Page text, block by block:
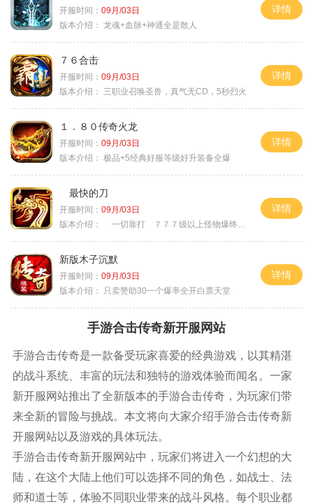
开服时间： 09月/03日
版本介绍： 龙魂+血脉+神通全是散人
详情
７６合击
开服时间： 09月/03日
版本介绍：
三职业召唤圣兽，真气无CD，5秒烈火
详情
１．８０传奇火龙
开服时间： 09月/03日
版本介绍： 极品+5经典好服等级好升装备全爆
详情
最快的刀
开服时间： 09月/03日
版本介绍：
一切靠打 ７７７级以上怪物爆终极
详情
新版木子沉默
开服时间： 09月/03日
版本介绍：
只卖赞助30一个爆率全开白票天堂
详情
手游合击传奇新开服网站
手游合击传奇是一款备受玩家喜爱的经典游戏，以其精湛
的战斗系统、丰富的玩法和独特的游戏体验而闻名。一家
新开服网站推出了全新版本的手游合击传奇，为玩家们带
来全新的冒险与挑战。本文将向大家介绍手游合击传奇新
开服网站以及游戏的具体玩法。
手游合击传奇新开服网站中，玩家们将进入一个幻想的大
陆，在这个大陆上他们可以选择不同的角色，如战士、法
师和道士等，体验不同职业带来的战斗风格。每个职业都